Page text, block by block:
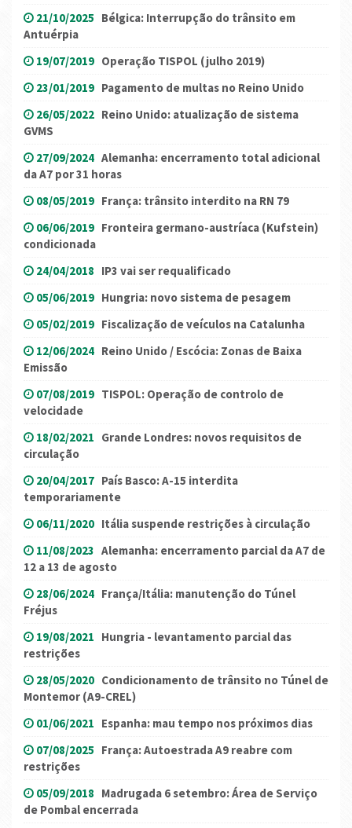
21/10/2025 Bélgica: Interrupção do trânsito em
Antuérpia
19/07/2019 Operação TISPOL (julho 2019)
23/01/2019 Pagamento de multas no Reino Unido
26/05/2022 Reino Unido: atualização de sistema
GVMS
27/09/2024 Alemanha: encerramento total adicional
da A7 por 31 horas
08/05/2019 França: trânsito interdito na RN 79
06/06/2019 Fronteira germano-austríaca (Kufstein)
condicionada
24/04/2018 IP3 vai ser requalificado
05/06/2019 Hungria: novo sistema de pesagem
05/02/2019 Fiscalização de veículos na Catalunha
12/06/2024 Reino Unido / Escócia: Zonas de Baixa
Emissão
07/08/2019 TISPOL: Operação de controlo de
velocidade
18/02/2021 Grande Londres: novos requisitos de
circulação
20/04/2017 País Basco: A-15 interdita
temporariamente
06/11/2020 Itália suspende restrições à circulação
11/08/2023 Alemanha: encerramento parcial da A7 de
12 a 13 de agosto
28/06/2024 França/Itália: manutenção do Túnel
Fréjus
19/08/2021 Hungria - levantamento parcial das
restrições
28/05/2020 Condicionamento de trânsito no Túnel de
Montemor (A9-CREL)
01/06/2021 Espanha: mau tempo nos próximos dias
07/08/2025 França: Autoestrada A9 reabre com
restrições
05/09/2018 Madrugada 6 setembro: Área de Serviço
de Pombal encerrada